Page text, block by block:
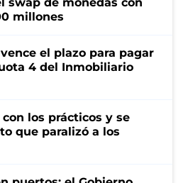
millones
el plazo para pagar
4 del Inmobiliario
los prácticos y se
que paralizó a los